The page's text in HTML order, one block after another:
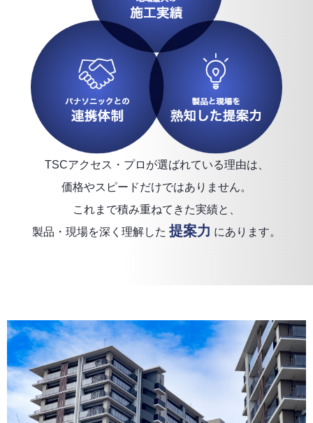
TSCアクセス・プロが選ばれている理由は、
価格やスピードだけではありません。
これまで積み重ねてきた実績と、
製品・現場を深く理解した 提案力 にあります。